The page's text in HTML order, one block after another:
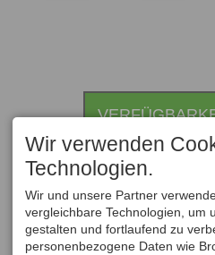
and
select
a
date.
Press
the
question
mark
Wir verwenden
Technologien.
Wir und unsere Partner
vergleichbare Technologien, um
gestalten und fortlaufend zu
personenbezogene Daten wie